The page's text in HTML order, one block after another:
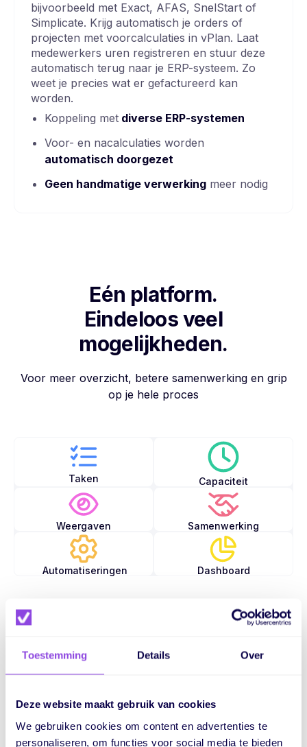
Toestemming Details Over
Deze website maakt gebruik van cookies
We gebruiken cookies om content en advertenties te
personaliseren, om functies voor social media te bieden
bijvoorbeeld met Exact, AFAS, SnelStart of
Simplicate. Krijg automatisch je orders of
projecten met voorcalculaties in vPlan. Laat
medewerkers uren registreren en stuur deze
automatisch terug naar je ERP-systeem. Zo
weet je precies wat er gefactureerd kan
worden.
Koppeling met diverse ERP-systemen
Voor- en nacalculaties worden
automatisch doorgezet
Geen handmatige verwerking meer nodig
Eén platform.
Eindeloos veel
mogelijkheden.
Voor meer overzicht, betere samenwerking en grip
op je hele proces
Taken Capaciteit
Weergaven Samenwerking
Automatiseringen Dashboard
Ontdek hoe eenvoudig